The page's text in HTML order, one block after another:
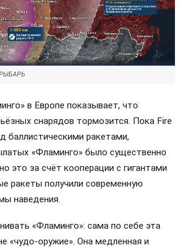
РЫБАРЬ
в Европе показывает, что
снарядов тормозится. Пока Fire
баллистическими ракетами,
«Фламинго» было существенно
это за счёт кооперации с гигантами
ракеты получили современную
наведения.
«Фламинго»: сама по себе эта
«чудо-оружие». Она медленная и